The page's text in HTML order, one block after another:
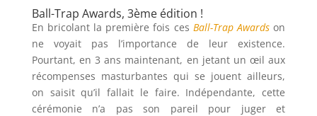
Ball-Trap Awards, 3ème édition !
En bricolant la première fois ces Ball-Trap Awards on
ne voyait pas l’importance de leur existence.
Pourtant, en 3 ans maintenant, en jetant un œil aux
récompenses masturbantes qui se jouent ailleurs,
on saisit qu’il fallait le faire. Indépendante, cette
cérémonie n’a pas son pareil pour juger et